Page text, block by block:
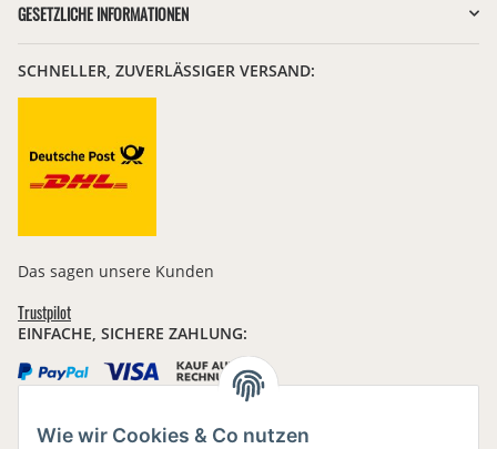
Wie wir Cookies & Co nutzen
GESETZLICHE INFORMATIONEN
SCHNELLER, ZUVERLÄSSIGER VERSAND:
Das sagen unsere Kunden
Trustpilot
EINFACHE, SICHERE ZAHLUNG: